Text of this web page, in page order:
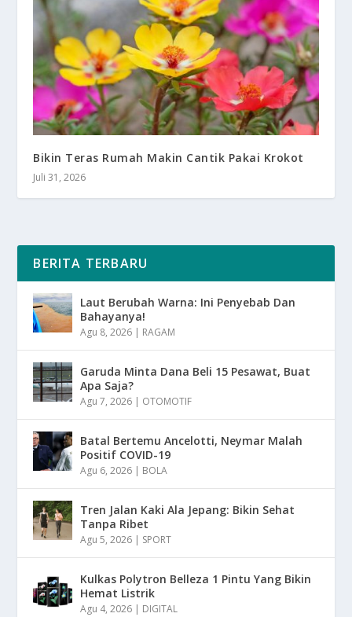
Bikin Teras Rumah Makin Cantik Pakai Krokot
Juli 31, 2026
BERITA TERBARU
Laut Berubah Warna: Ini Penyebab Dan
Bahayanya!
Agu 8, 2026 | RAGAM
Garuda Minta Dana Beli 15 Pesawat, Buat
Apa Saja?
Agu 7, 2026 | OTOMOTIF
Batal Bertemu Ancelotti, Neymar Malah
Positif COVID-19
Agu 6, 2026 | BOLA
Tren Jalan Kaki Ala Jepang: Bikin Sehat
Tanpa Ribet
Agu 5, 2026 | SPORT
Kulkas Polytron Belleza 1 Pintu Yang Bikin
Hemat Listrik
Agu 4, 2026 | DIGITAL